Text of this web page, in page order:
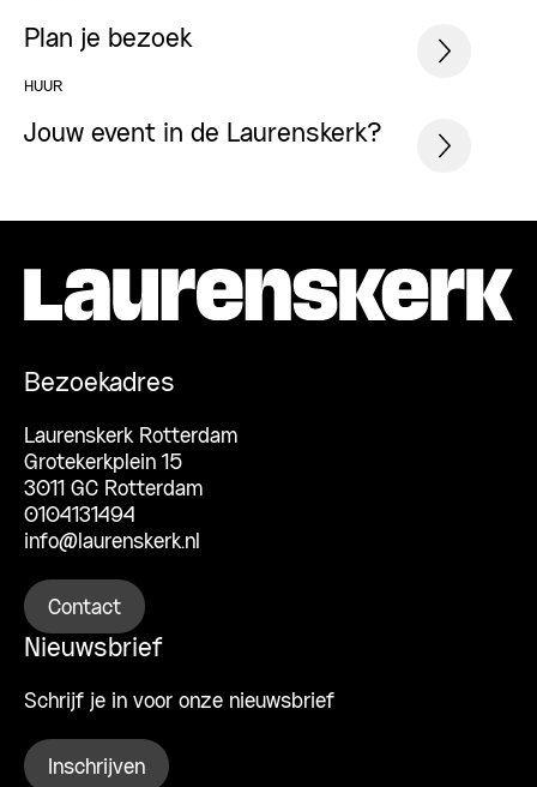
Plan je bezoek
HUUR
Jouw event in de Laurenskerk?
Bezoekadres
Laurenskerk Rotterdam
Grotekerkplein 15
3011 GC Rotterdam
0104131494
info@laurenskerk.nl
Contact
Nieuwsbrief
Schrijf je in voor onze nieuwsbrief
Inschrijven